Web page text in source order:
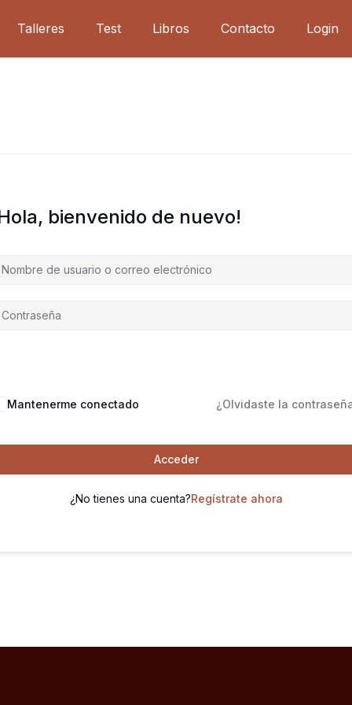
Talleres Test Libros Contacto Login
bienvenido de nuevo!
Mantenerme conectado ¿Olvidaste la
Acceder
¿No tienes una cuenta?Regístrate ahora